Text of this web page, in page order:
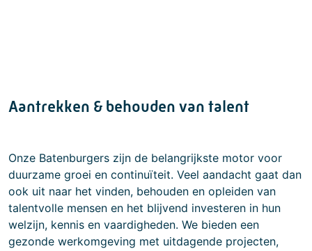
Aantrekken & behouden van talent
Onze Batenburgers zijn de belangrijkste motor voor
duurzame groei en continuïteit. Veel aandacht gaat dan
ook uit naar het vinden, behouden en opleiden van
talentvolle mensen en het blijvend investeren in hun
welzijn, kennis en vaardigheden. We bieden een
gezonde werkomgeving met uitdagende projecten,